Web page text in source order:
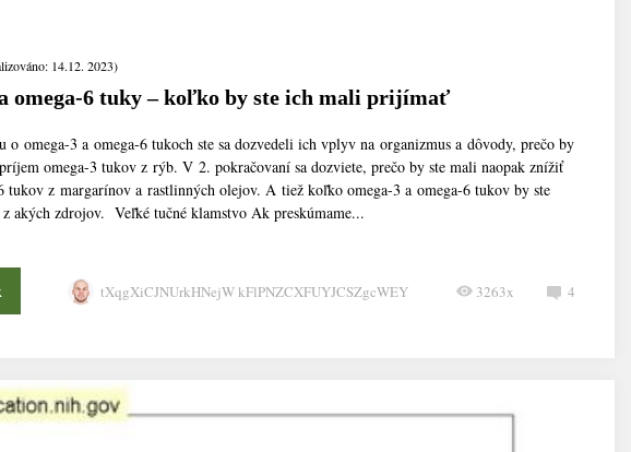
14.12. 2023)
omega-6 tuky – koľko by ste ich mali prijímať
o omega-3 a omega-6 tukoch ste sa dozvedeli ich vplyv na organizmus a dôvody, prečo by
omega-3 tukov z rýb. V 2. pokračovaní sa dozviete, prečo by ste mali naopak znížiť
tukov z margarínov a rastlinných olejov. A tiež koľko omega-3 a omega-6 tukov by ste
akých zdrojov. Veľké tučné klamstvo Ak preskúmame...
tXqgXiCJNUrkHNejW kFlPNZCXFUYJCSZgcWEY 4
3263x